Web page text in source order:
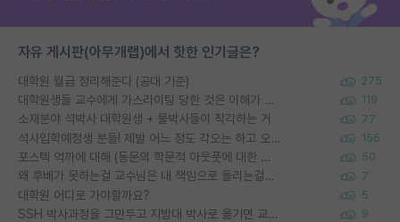
자유 게시판(아무개랩)에서 핫한 인기글은?
대학원 월급 정리해준다 (공대 기준) 275
대학원생들 교수에게 가스라이팅 당한 것은 이해가 갑니다. 안타깝네요. 119
소재분야 석박사 대학원생 + 물박사들이 착각하는 거 77
석사입학예정생 분들! 제발 어느 정도 각오는 하고 오세요. 156
포스텍 억까에 대해 (동문의 학문적 아웃풋에 대한 반박) 50
왜 후배가 못하는걸 교수님은 내 책임으로 돌리는걸까요? 7
대학원 어디로 가야할까요? 5
SSH 박사과정을 그만두고 지방대 박사로 옮기면 교수의 꿈은 끝일까요? 9